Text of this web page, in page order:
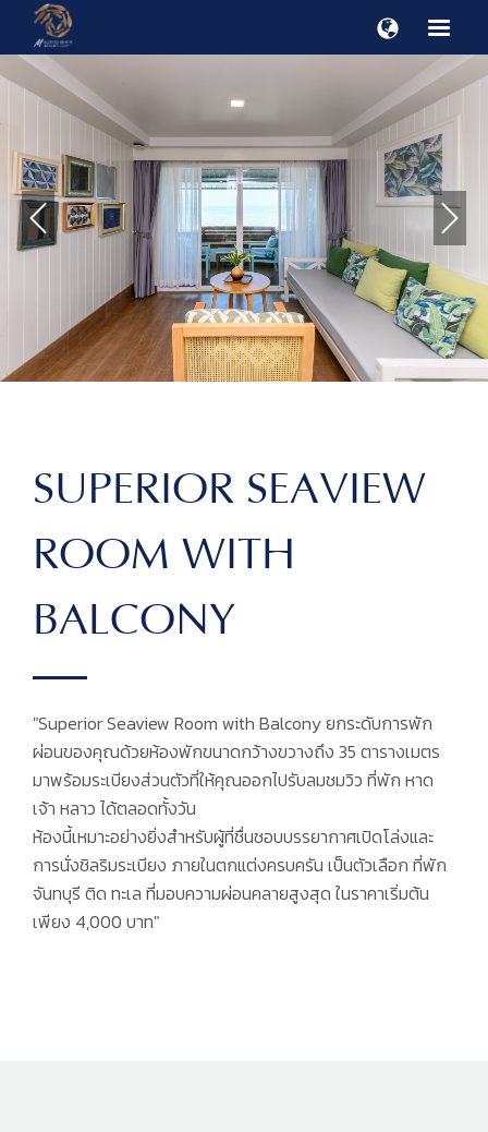
SUPERIOR SEAVIEW
ROOM WITH
BALCONY
"Superior Seaview Room with Balcony ยกระดับการพัก
ผ่อนของคุณด้วยห้องพักขนาดกว้างขวางถึง 35 ตารางเมตร
มาพร้อมระเบียงส่วนตัวที่ให้คุณออกไปรับลมชมวิว ที่พัก หาด
เจ้า หลาว ได้ตลอดทั้งวัน
ห้องนี้เหมาะอย่างยิ่งสำหรับผู้ที่ชื่นชอบบรรยากาศเปิดโล่งและ
การนั่งชิลริมระเบียง ภายในตกแต่งครบครัน เป็นตัวเลือก ที่พัก
จันทบุรี ติด ทะเล ที่มอบความผ่อนคลายสูงสุด ในราคาเริ่มต้น
เพียง 4,000 บาท"